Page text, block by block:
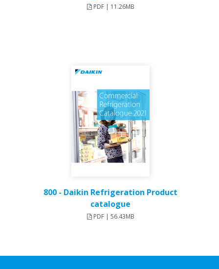
PDF | 11.26MB
800 - Daikin Refrigeration Product
catalogue
PDF | 56.43MB